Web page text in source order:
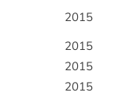
2015
2015
2015
2015